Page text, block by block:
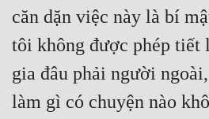
căn dặn việc này là bí
tôi không được phép tiết
gia đâu phải người
làm gì có chuyện nào